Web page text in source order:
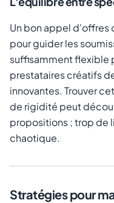
Un bon appel d'offres
pour guider les
suffisamment flexible
prestataires créatifs
innovantes. Trouver
de rigidité peut
propositions ; trop de
chaotique.
Stratégies pour